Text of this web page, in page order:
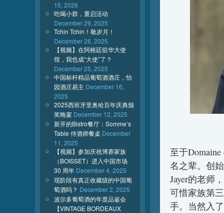
至于Domaine
名之辈。创
Jayer的老师
可惜家族第
手。当然入
15, 2026
吃喝小群，重启活动
December 29, 2025
Tchin Tchin！敬岁月！
December 26, 2025
【视频】在阿根廷驻华大使
馆，我也成“大使”了？
December 25, 2025
中国标杆精品葡萄酒酒庄，怡
园酒庄易主 December 16,
2025
2025西班牙里奥哈百年庆典颁
奖晚宴 December 12, 2025
新开的Bistro餐厅：Somme’s
Table 侍酒师餐桌 December
11, 2025
【视频】参加庆祝博赛家族
（BOISSET）进入中国市场
30 周年 December 4, 2025
现阶段有真正收藏级的中国葡
萄酒吗？ December 2, 2025
波尔多葡萄酒的年度品鉴会
【VINTAGE BORDEAUX